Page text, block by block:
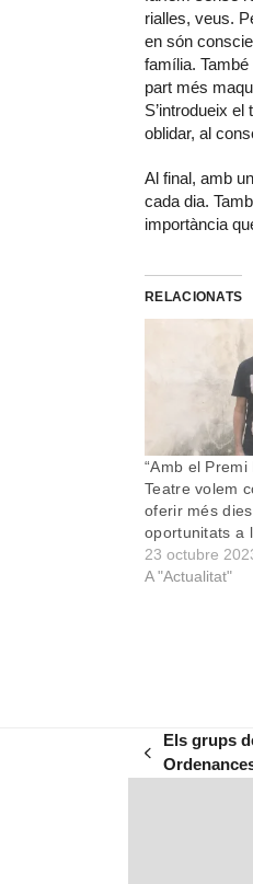
rialles, veus.
en són
família.
part més
S’introdueix
oblidar, al
Al final, amb
cada dia.
importància
RELACIONATS
“Amb el Premi
Teatre volem
oferir més
oportunitats a
23 octubre
A "Actualitat"
previous
Els grups